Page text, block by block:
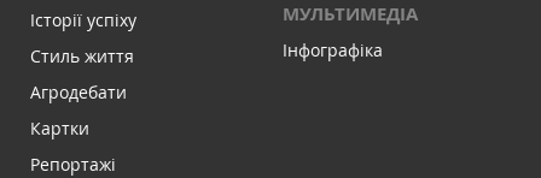
Історії успіху
Стиль життя
Агродебати
Картки
Репортажі
МУЛЬТИМЕДІА
Інфографіка